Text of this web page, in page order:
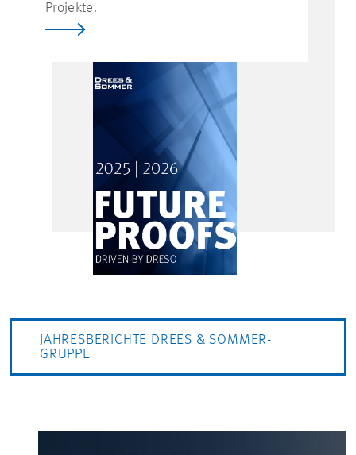
Projekte.
JAHRESBERICHTE DREES & SOMMER-
GRUPPE